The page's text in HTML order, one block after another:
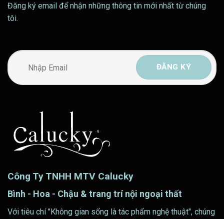
Đăng ký email để nhận những thông tin mới nhất từ chúng
tôi.
Công Ty TNHH MTV Calucky
Bình - Hoa - Chậu & trang trí nội ngoại thất
Với tiêu chí "Không gian sống là tác phẩm nghệ thuật", chúng